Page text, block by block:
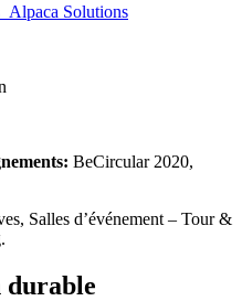
Solutions
BeCircular 2020,
Salles d’événement – Tour &
durable